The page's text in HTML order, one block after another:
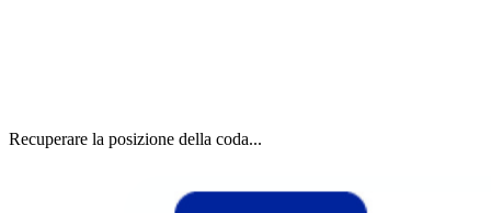
Recuperare la posizione della coda...